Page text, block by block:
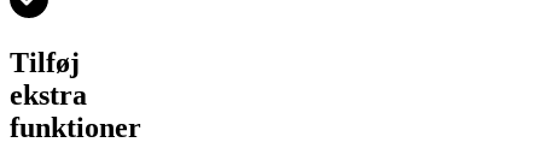
Tilføj
ekstra
funktioner